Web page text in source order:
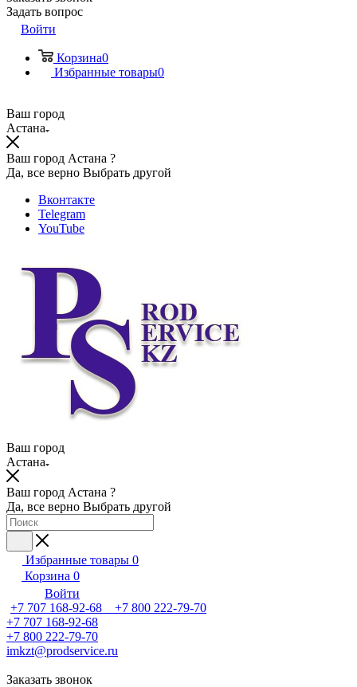
Задать вопрос
Войти
Корзина0
Избранные товары0
Ваш город
Астана
Ваш город Астана ?
Да, все верно Выбрать другой
Вконтакте
Telegram
YouTube
Ваш город
Астана
Ваш город Астана ?
Да, все верно Выбрать другой
Избранные товары 0
Корзина 0
Войти
+7 707 168-92-68 +7 800 222-79-70
+7 707 168-92-68
+7 800 222-79-70
imkzt@prodservice.ru
Заказать звонок